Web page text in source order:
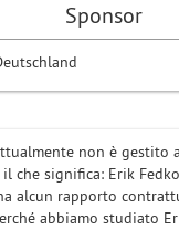
non è gestito
che significa: Erik
alcun rapporto
abbiamo studiato
Sponsor